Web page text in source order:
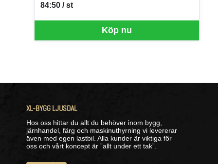
Köp nu
84:50 / st
SEK per ST
XL-BYGG LJUSDAL
Hos oss hittar du allt du behöver inom bygg,
järnhandel, färg och maskinuthyrning vi levererar
även med egen lastbil. Alla kunder är viktiga för
oss och vårt koncept är ”allt under ett tak”.